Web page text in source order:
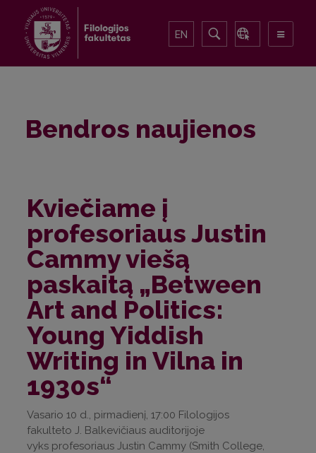
EN
Bendros naujienos
Kviečiame į
profesoriaus Justin
Cammy viešą
paskaitą „Between
Art and Politics:
Young Yiddish
Writing in Vilna in
1930s“
Vasario 10 d., pirmadienį, 17:00 Filologijos
fakulteto J. Balkevičiaus auditorijoje
vyks profesoriaus Justin Cammy (Smith College,